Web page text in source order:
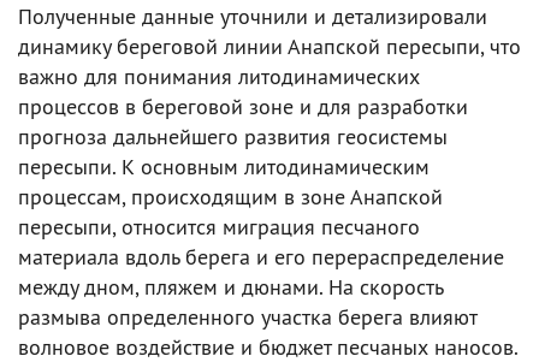
Полученные данные уточнили и детализировали
динамику береговой линии Анапской пересыпи, что
важно для понимания литодинамических
процессов в береговой зоне и для разработки
прогноза дальнейшего развития геосистемы
пересыпи. К основным литодинамическим
процессам, происходящим в зоне Анапской
пересыпи, относится миграция песчаного
материала вдоль берега и его перераспределение
между дном, пляжем и дюнами. На скорость
размыва определенного участка берега влияют
волновое воздействие и бюджет песчаных наносов.